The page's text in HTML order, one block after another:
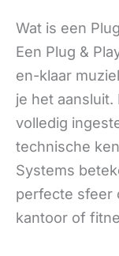
Wat is een
Een Plug &
en-klaar
je het
volledig
technische
Systems
perfecte sfeer
kantoor of